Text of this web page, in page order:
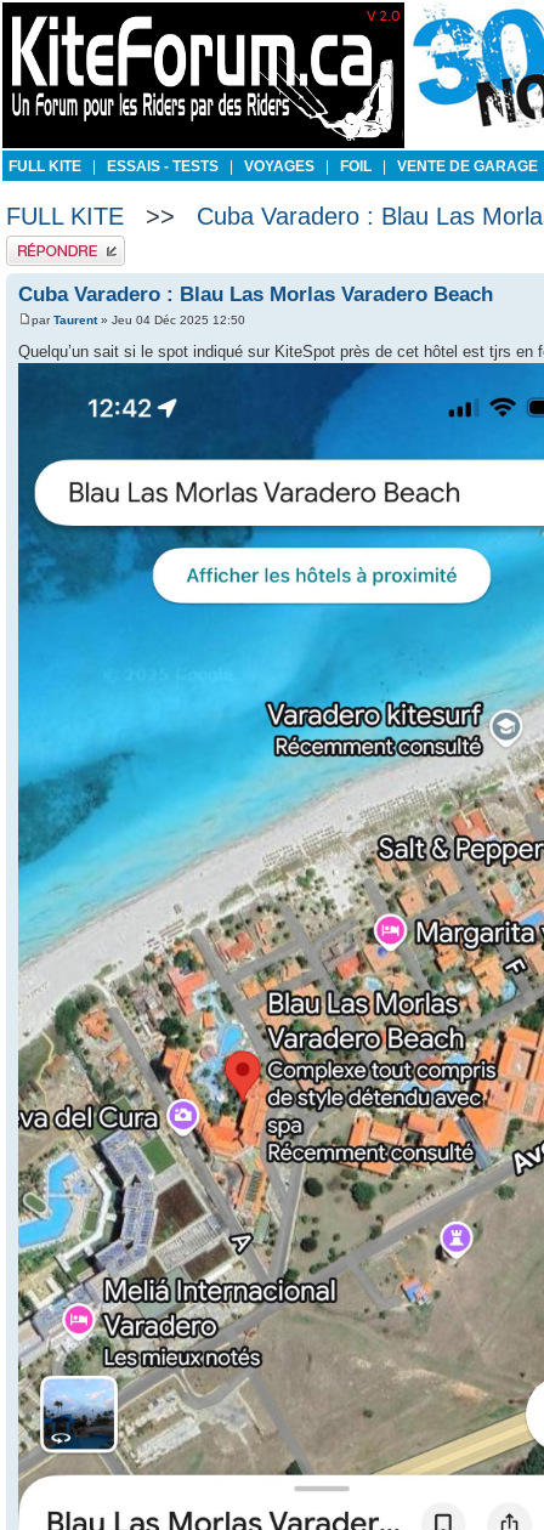
FULL KITE ESSAIS - TESTS VOYAGES FOIL VENTE DE GARAGE
FULL KITE >> Cuba Varadero : Blau Las
Publier une réponse
Cuba Varadero : Blau Las Morlas Varadero Beach
parTaurent» Jeu 04 Déc 2025 12:50
Quelqu’un sait si le spot indiqué sur KiteSpot près de cet hôtel est tjrs en